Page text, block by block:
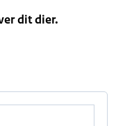
dit dier.